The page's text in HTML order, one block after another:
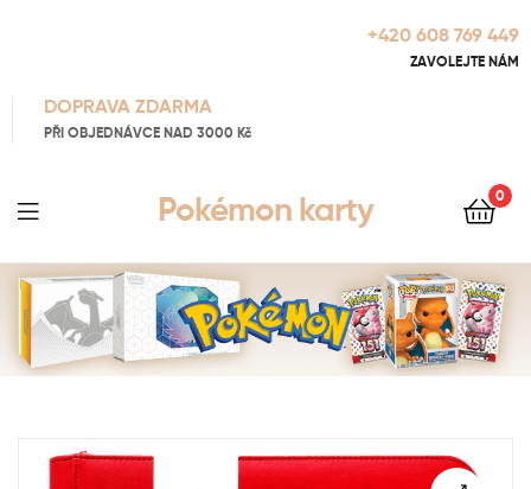
+420 608 769 449
ZAVOLEJTE NÁM
DOPRAVA ZDARMA
PŘI OBJEDNÁVCE NAD 3000 Kč
Pokémon karty 0